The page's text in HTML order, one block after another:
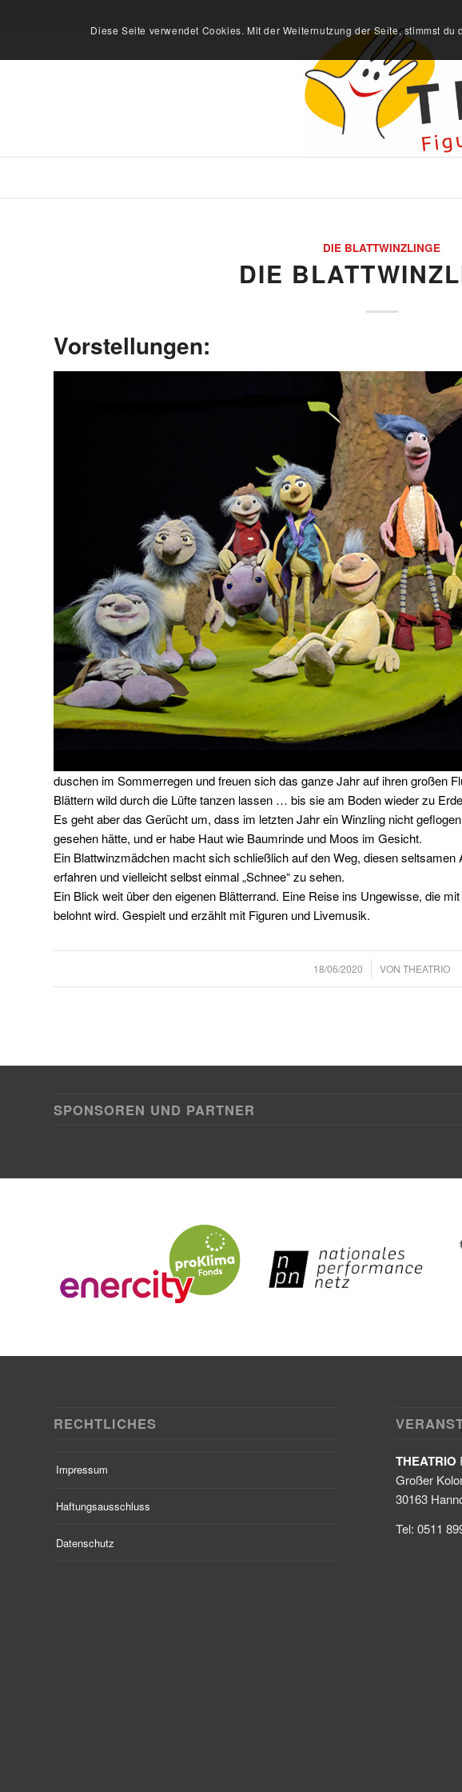
DIE BLATTWINZLINGE
DIE
Vorstellungen:
duschen im Sommerregen und freuen sich das ganze Jahr auf ihren großen
Blättern wild durch die Lüfte tanzen lassen … bis sie am Boden wieder zu
Es geht aber das Gerücht um, dass im letzten Jahr ein Winzling nicht geflogen
gesehen hätte, und er habe Haut wie Baumrinde und Moos im Gesicht.
Ein Blattwinzmädchen macht sich schließlich auf den Weg, diesen
erfahren und vielleicht selbst einmal „Schnee“ zu sehen.
Ein Blick weit über den eigenen Blätterrand. Eine Reise ins Ungewisse, die
belohnt wird. Gespielt und erzählt mit Figuren und Livemusik.
18/06/2020
/ VONTHEATRIO
SPONSOREN UND PARTNER
RECHTLICHES
Impressum
Haftungsausschluss
Datenschutz
THEATRIO
Großer
30163
Tel: 0511
Diese Seite verwendet Cookies. Mit der Weiternutzung der Seite, stimmst du